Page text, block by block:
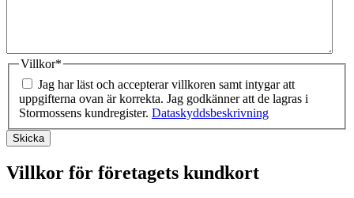
Villkor*
Jag har läst och accepterar villkoren samt intygar att
uppgifterna ovan är korrekta. Jag godkänner att de lagras i
Stormossens kundregister. Dataskyddsbeskrivning
Skicka
Villkor för företagets kundkort